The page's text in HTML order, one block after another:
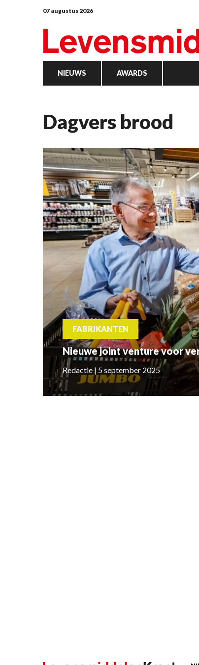
07 augustus 2026
NIEUWS AWARDS
dagvers brood
FABRIKANTEN
Nieuwe joint venture voor
Redactie | 5 september 2025